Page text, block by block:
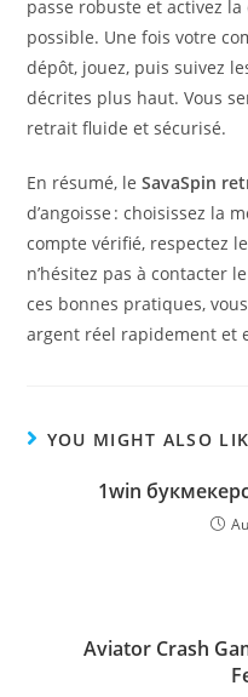
passe robuste et activez
possible. Une fois votre
dépôt, jouez, puis suivez
décrites plus haut. Vous
retrait fluide et sécurisé.
En résumé, leSavaSpin
d’angoisse : choisissez la
compte vérifié, respectez
n’hésitez pas à contacter
ces bonnes pratiques,
argent réel rapidement et
YOU MIGHT ALSO
1win
Aviator Crash